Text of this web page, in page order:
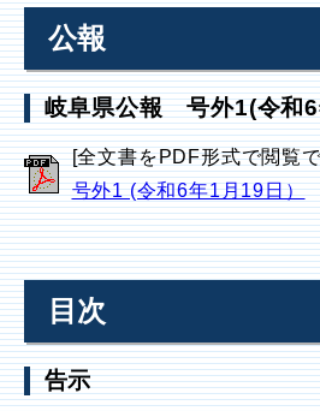
公報
岐阜県公報 号外1(令和
[全文書をPDF形式で閲覧
号外1 (令和6年1月19日）
目次
告示